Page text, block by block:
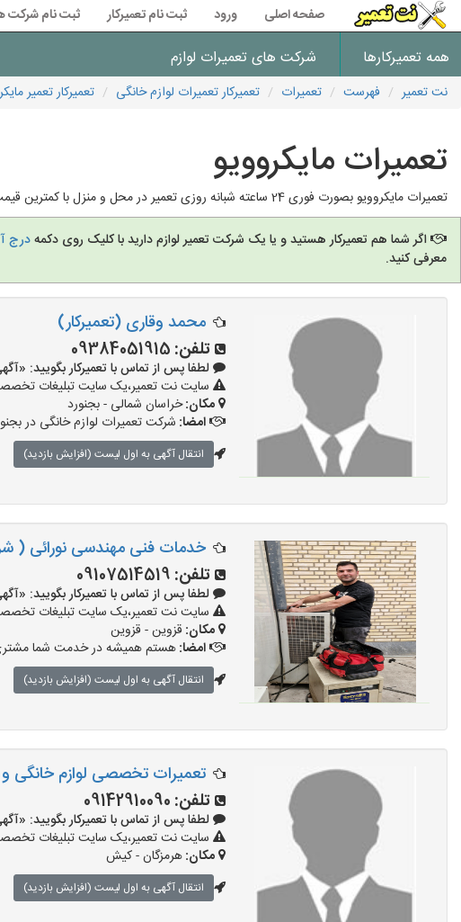
صفحه اصلی ورود ثبت نام تعمیرکار ثبت نام شرکت
همه تعمیرکارها شرکت های تعمیرات لوازم
نت تعمیر فهرست تعمیرات تعمیرکار تعمیرات لوازم خانگی تعمیرکار تعمیر
تعمیرات مایکروویو
تعمیرات مایکروویو بصورت فوری 24 ساعته شبانه روزی تعمیر در محل و منزل با کمترین قیمت تهران و شهرستان ها اعزام رایگان و فوری کارشناس ها جهت عیب یابی
اگر شما هم تعمیرکار هستید و یا یک شرکت تعمیر لوازم دارید با کلیک روی دکمهدرج
معرفی کنید.
محمد وقاری (تعمیرکار)
تلفن: 09384051915
لطفا پس از تماس با تعمیرکار بگویید: «آگهی شما
سایت نت تعمیر،یک سایت تبلیغات
مکان:خراسان شمالی - بجنورد
امضا: شرکت تعمیرات لوازم خانگی در
انتقال آگهی به اول لیست (افزایش بازدید)
خدمات فنی مهندسی نورائی (
تلفن: 09107514519
لطفا پس از تماس با تعمیرکار بگویید: «آگهی شما
سایت نت تعمیر،یک سایت تبلیغات
مکان: قزوین - قزوین
امضا:هستم همیشه در خدمت شما
انتقال آگهی به اول لیست (افزایش بازدید)
تعمیرات تخصصی لوازم خانگی
تلفن: 09142910090
لطفا پس از تماس با تعمیرکار بگویید: «آگهی شما
سایت نت تعمیر،یک سایت تبلیغات
مکان:هرمزگان - کیش
انتقال آگهی به اول لیست (افزایش بازدید)